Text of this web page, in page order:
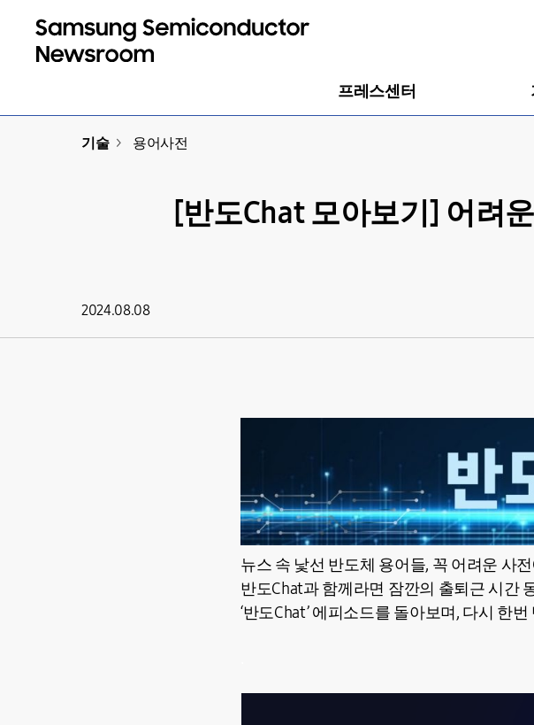
프레스센터
기술 > 용어사전
[반도Chat 모아보기] 어려
2024.08.08
뉴스 속 낯선 반도체 용어들, 꼭 어려운 사
반도Chat과 함께라면 잠깐의 출퇴근 시간
‘반도Chat’ 에피소드를 돌아보며, 다시 한